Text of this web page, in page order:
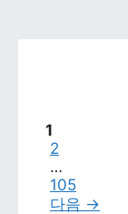
페이지
1
페이지
2
…
페이지
105
다음 →